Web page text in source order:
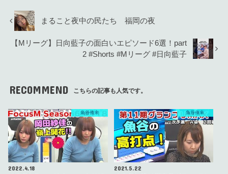
まること夜中の民たち 福岡の夜
【Mリーグ】日向藍子の面白いエピソード6選！part
2 #Shorts #Mリーグ #日向藍子
RECOMMEND こちらの記事も人気です。
魚谷侑未
2022.4.18
魚谷侑未
2021.5.22